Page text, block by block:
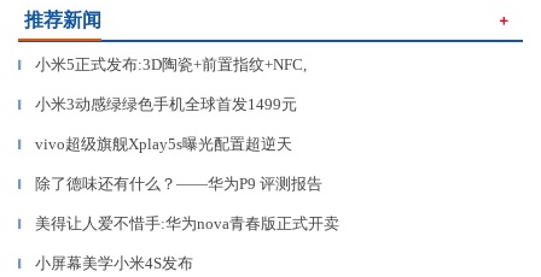
推荐新闻 ＋
▎ 小米5正式发布:3D陶瓷+前置指纹+NFC,
▎ 小米3动感绿绿色手机全球首发1499元
▎ vivo超级旗舰Xplay5s曝光配置超逆天
▎ 除了德味还有什么？——华为P9 评测报告
▎ 美得让人爱不惜手:华为nova青春版正式开卖
▎ 小屏幕美学小米4S发布